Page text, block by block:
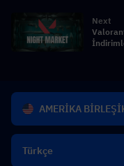
Next
AMERİKA
Türkçe